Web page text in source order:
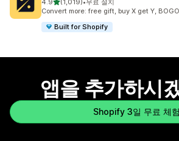
4.9 (1,019)
총 리뷰 1019개
•무료 설치
Convert more: free gift, buy X get Y,
Built for Shopify
앱을 추가하시
Shopify 3일 무료 체험